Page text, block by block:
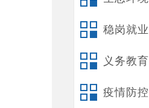
稳岗就业
义务教育
疫情防控